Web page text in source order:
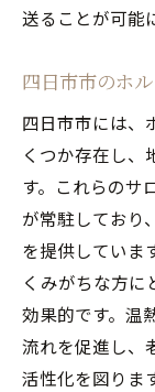
送ることが可能
四日市市のホ
四日市市には、
くつか存在し、
す。これらのサ
が常駐しており
を提供していま
くみがちな方に
効果的です。温
流れを促進し、
活性化を図りま